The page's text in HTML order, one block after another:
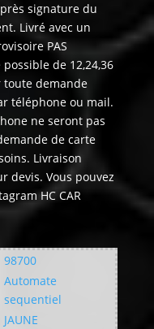
signature du
Livré avec un
PAS
possible de 12,24,36
toute demande
téléphone ou mail.
ne seront pas
de carte
Livraison
devis. Vous pouvez
HC CAR
98700
Automate
sequentiel
JAUNE